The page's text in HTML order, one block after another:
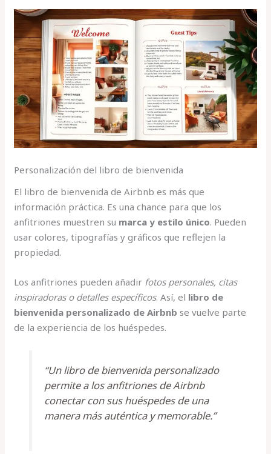
Personalización del libro de bienvenida
El libro de bienvenida de Airbnb es más que
información práctica. Es una chance para que los
anfitriones muestren su marca y estilo único. Pueden
usar colores, tipografías y gráficos que reflejen la
propiedad.
Los anfitriones pueden añadir fotos personales, citas
inspiradoras o detalles específicos. Así, el libro de
bienvenida personalizado de Airbnb se vuelve parte
de la experiencia de los huéspedes.
“Un libro de bienvenida personalizado
permite a los anfitriones de Airbnb
conectar con sus huéspedes de una
manera más auténtica y memorable.”